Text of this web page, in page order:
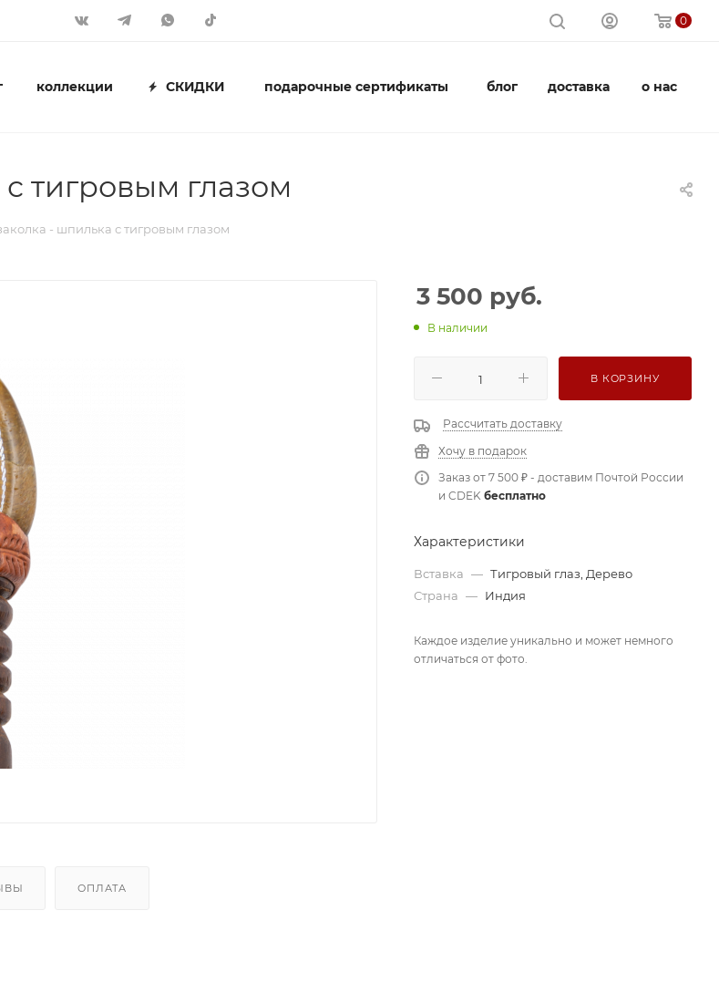
0
коллекции СКИДКИ подарочные сертификаты блог доставка о нас
тигровым глазом
- шпилька с тигровым глазом
ОПЛАТА
3 500 руб.
В наличии
В КОРЗИНУ
Рассчитать доставку
Хочу в подарок
Заказ от 7 500 ₽ - доставим Почтой России
и CDEK бесплатно
Характеристики
Вставка — Тигровый глаз, Дерево
Страна — Индия
Каждое изделие уникально и может немного
отличаться от фото.